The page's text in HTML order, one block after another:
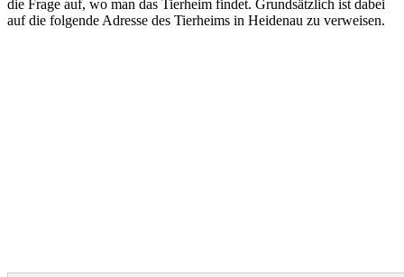
die Frage auf, wo man das Tierheim findet. Grundsätzlich ist dabei
auf die folgende Adresse des Tierheims in Heidenau zu verweisen.